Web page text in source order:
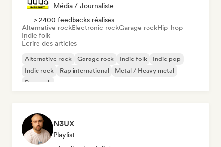
Média / Journaliste
> 2400 feedbacks réalisés
Alternative rockElectronic rockGarage rockHip-hop
Indie folk
Écrire des articles
Alternative rock Garage rock Indie folk
Indie pop
Indie rock
Rap international
Metal / Heavy metal
Pop rock
N3UX
Playlist